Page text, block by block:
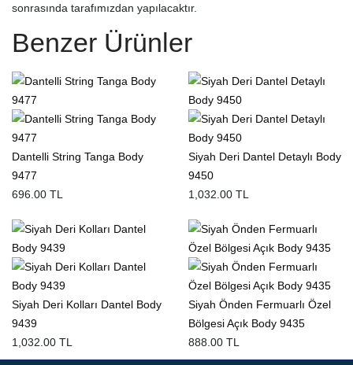
sonrasında tarafımızdan yapılacaktır.
Benzer Ürünler
Dantelli String Tanga Body
9477
696.00 TL
Siyah Deri Dantel Detaylı Body
9450
1,032.00 TL
Siyah Deri Kolları Dantel Body
9439
1,032.00 TL
Siyah Önden Fermuarlı Özel
Bölgesi Açık Body 9435
888.00 TL